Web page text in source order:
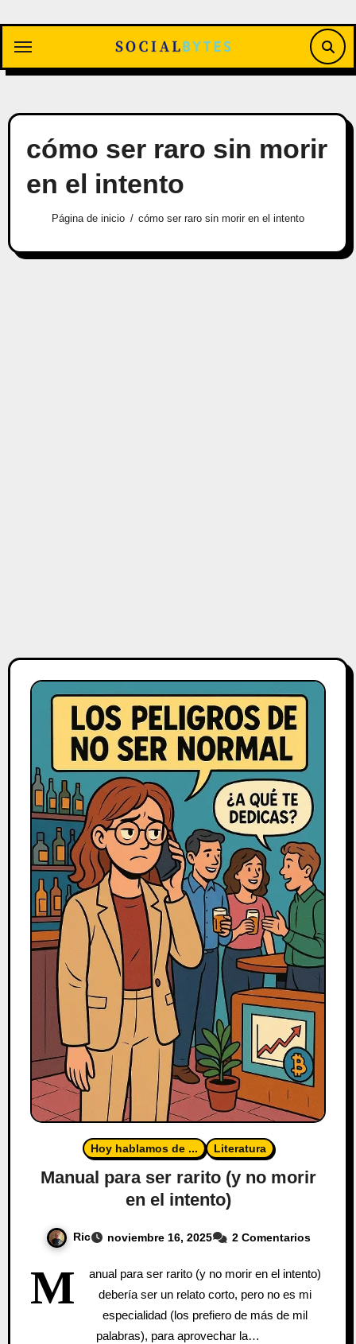
contenido
cómo ser raro sin morir
en el intento
Página de inicio cómo ser raro sin morir en el intento
Hoy hablamos de ... Literatura
Manual para ser rarito (y no morir
en el intento)
Ric noviembre 16, 2025 2 Comentarios
M
anual para ser rarito (y no morir en el intento)
debería ser un relato corto, pero no es mi
especialidad (los prefiero de más de mil
palabras), para aprovechar la…